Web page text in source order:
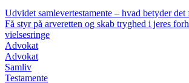
Udvidet samlevertestamente – hvad betyder det
Få styr på arveretten og skab tryghed i jeres
vielsesringe
Advokat
Advokat
Samliv
Testamente